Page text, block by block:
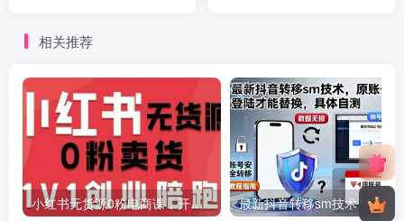
相关推荐
小红书无货源0粉电商课，开店准备、选品策略、笔记撰写、视频剪辑、数据分析、账号打造、资料文档(更新26年2月)